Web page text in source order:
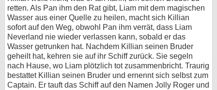
retten. Als Pan ihm den Rat gibt, Liam mit dem magischen
Wasser aus einer Quelle zu heilen, macht sich Killian
sofort auf den Weg, obwohl Pan ihm verrät, dass Liam
Neverland nie wieder verlassen kann, sobald er das
Wasser getrunken hat. Nachdem Killian seinen Bruder
geheilt hat, kehren sie auf ihr Schiff zurück. Sie segeln
nach Hause, wo Liam plötzlich tot zusammenbricht. Traurig
bestattet Killian seinen Bruder und ernennt sich selbst zum
Captain. Er tauft das Schiff auf den Namen Jolly Roger und